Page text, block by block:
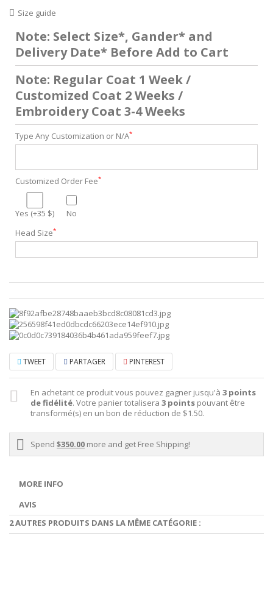
Size guide
Note: Select Size*, Gander* and
Delivery Date* Before Add to Cart
Note: Regular Coat 1 Week /
Customized Coat 2 Weeks /
Embroidery Coat 3-4 Weeks
Type Any Customization or N/A*
Customized Order Fee*
Yes (+35 $)
No
Head Size*
TWEET PARTAGER PINTEREST
En achetant ce produit vous pouvez gagner jusqu'à 3 points
de fidélité. Votre panier totalisera 3 points pouvant être
transformé(s) en un bon de réduction de $1.50.
Spend $350.00 more and get Free Shipping!
MORE INFO
AVIS
2 AUTRES PRODUITS DANS LA MÊME CATÉGORIE :